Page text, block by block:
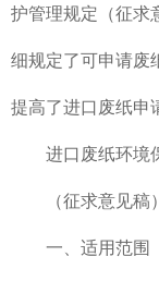
护管理规定（征求
细规定了可申请废
提高了进口废纸申
进口废纸环境
（征求意见稿）
一、适用范围